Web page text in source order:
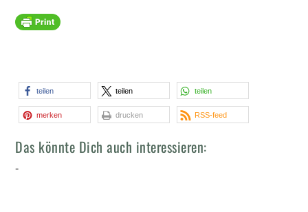
teilen teilen teilen
merken drucken RSS-feed
Das könnte Dich auch interessieren:
-